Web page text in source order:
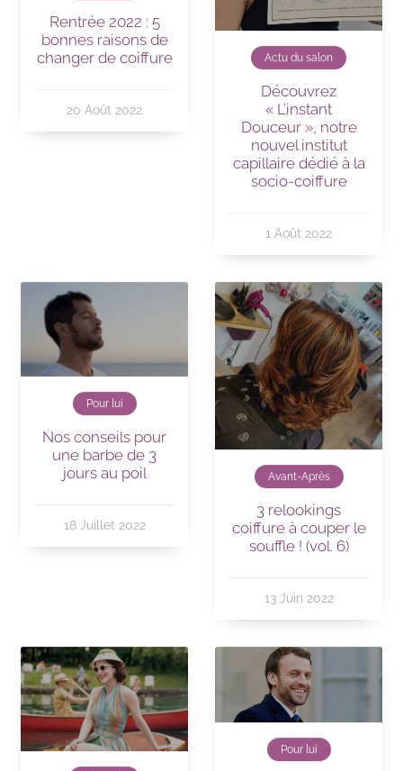
Rentrée 2022 : 5
bonnes raisons de
changer de coiffure
20 Août 2022
Actu du salon
Découvrez
« L’instant
Douceur », notre
nouvel institut
capillaire dédié à la
socio-coiffure
1 Août 2022
Pour lui
Nos conseils pour
une barbe de 3
jours au poil
18 Juillet 2022
Avant-Après
3 relookings
coiffure à couper le
souffle ! (vol. 6)
13 Juin 2022
Pour lui